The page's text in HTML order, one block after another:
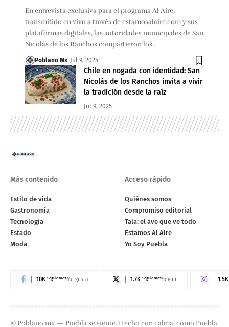
En entrevista exclusiva para el programa Al Aire,
transmitido en vivo a través de estamosalaire.com y sus
plataformas digitales, las autoridades municipales de San
Nicolás de los Ranchos compartieron los…
Poblano Mx Jul 9, 2025
Chile en nogada con identidad: San
Nicolás de los Ranchos invita a vivir
la tradición desde la raíz
Jul 9, 2025
Más contenido
Estilo de vida
Gastronomía
Tecnología
Estado
Moda
Acceso rápido
Quiénes somos
Compromiso editorial
Tala: el ave que ve todo
Estamos Al Aire
Yo Soy Puebla
10K SeguidoresMe gusta 1.7K SeguidoresSeguir 1.5K
© Poblano.mx — Puebla se siente. Hecho con calma, como Puebla.